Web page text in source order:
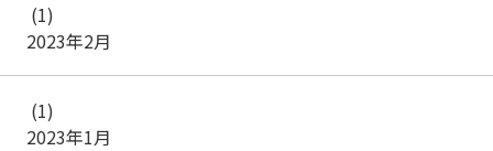
2023年2月
(1)
2023年1月
(1)